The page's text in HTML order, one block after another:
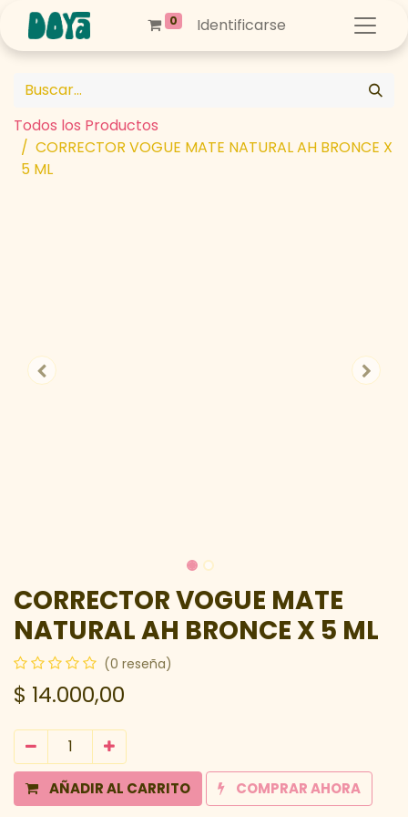
0 Identificarse
Todos los Productos
CORRECTOR VOGUE MATE NATURAL AH BRONCE X
5 ML
CORRECTOR VOGUE MATE
NATURAL AH BRONCE X 5 ML
(0 reseña)
$ 14.000,00
AÑADIR AL CARRITO COMPRAR AHORA